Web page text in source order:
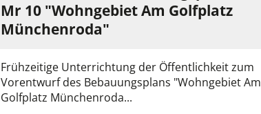
Mr 10 "Wohngebiet Am Golfplatz
Münchenroda"
Frühzeitige Unterrichtung der Öffentlichkeit zum
Vorentwurf des Bebauungsplans "Wohngebiet Am
Golfplatz Münchenroda...